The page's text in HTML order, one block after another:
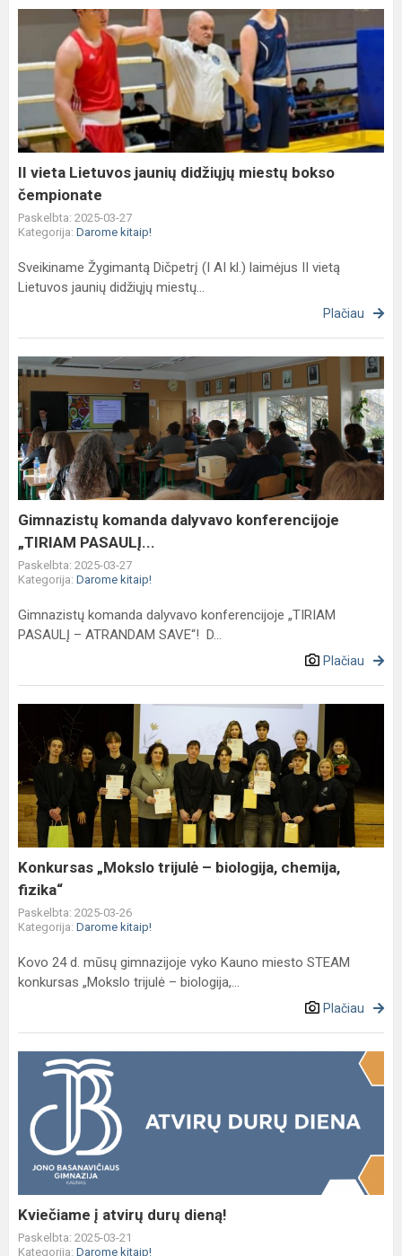
Lietuvos
didžiųjų
miestų
bokso
čempionate
II vieta Lietuvos jaunių didžiųjų miestų bokso
čempionate
Paskelbta: 2025-03-27
Kategorija: Darome kitaip!
Sveikiname Žygimantą Dičpetrį (I AI kl.) laimėjus II vietą
Lietuvos jaunių didžiųjų miestų...
Plačiau
Gimnazistų
komanda
dalyvavo konferencijoje
„TIRIAM
PASAULĮ...
Gimnazistų komanda dalyvavo konferencijoje
„TIRIAM PASAULĮ...
Paskelbta: 2025-03-27
Kategorija: Darome kitaip!
Gimnazistų komanda dalyvavo konferencijoje „TIRIAM
PASAULĮ – ATRANDAM SAVE“! D...
Plačiau
Konkursas
„Mokslo
trijulė
–
biologija,
chemija,
fizika“
Konkursas „Mokslo trijulė – biologija, chemija,
fizika“
Paskelbta: 2025-03-26
Kategorija: Darome kitaip!
Kovo 24 d. mūsų gimnazijoje vyko Kauno miesto STEAM
konkursas „Mokslo trijulė – biologija,...
Plačiau
Kviečiame
atvirų
durų
dieną!
Kviečiame į atvirų durų dieną!
Paskelbta: 2025-03-21
Kategorija: Darome kitaip!